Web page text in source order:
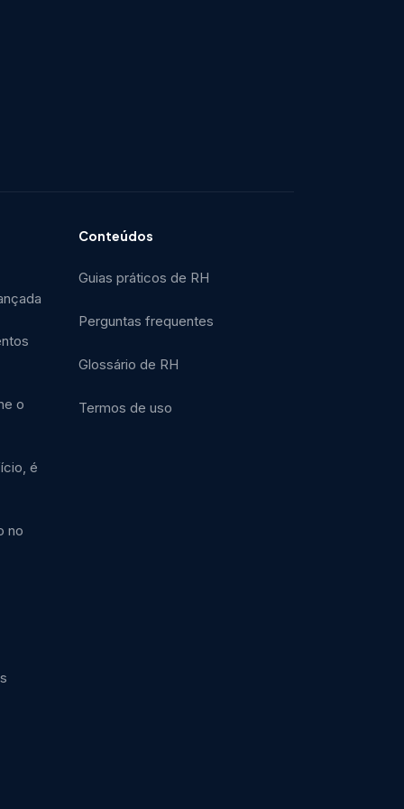
o
é
no
Conteúdos
Guias práticos de RH
Perguntas frequentes
Glossário de RH
Termos de uso